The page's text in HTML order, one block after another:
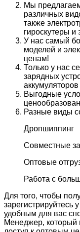
Мы
различных
также
гироскутеры и
У нас самый
моделей и
ценам!
Только у нас
зарядных
Выгодные
Разные виды
Дропшиппинг
Совместные
Оптовые
Работа с
Для того, чтобы
удобным для вас
Менеджер, который